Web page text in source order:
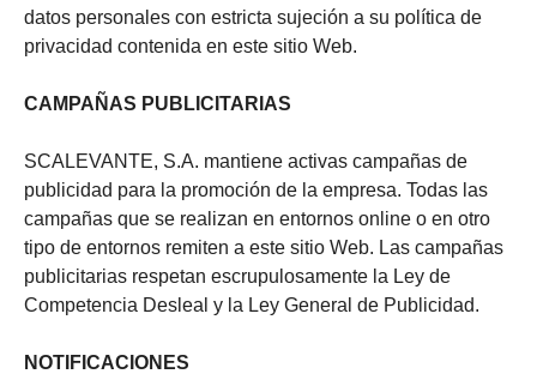
datos personales con estricta sujeción a su política de
privacidad contenida en este sitio Web.
CAMPAÑAS PUBLICITARIAS
SCALEVANTE, S.A. mantiene activas campañas de
publicidad para la promoción de la empresa. Todas las
campañas que se realizan en entornos online o en otro
tipo de entornos remiten a este sitio Web. Las campañas
publicitarias respetan escrupulosamente la Ley de
Competencia Desleal y la Ley General de Publicidad.
NOTIFICACIONES